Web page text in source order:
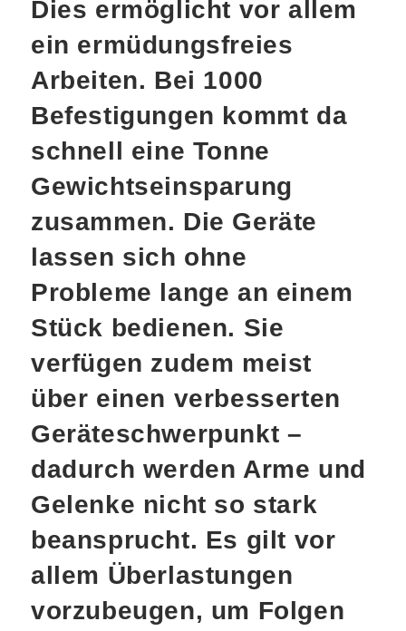
Dies ermöglicht vor allem
ein ermüdungsfreies
Arbeiten. Bei 1000
Befestigungen kommt da
schnell eine Tonne
Gewichtseinsparung
zusammen. Die Geräte
lassen sich ohne
Probleme lange an einem
Stück bedienen. Sie
verfügen zudem meist
über einen verbesserten
Geräteschwerpunkt –
dadurch werden Arme und
Gelenke nicht so stark
beansprucht. Es gilt vor
allem Überlastungen
vorzubeugen, um Folgen